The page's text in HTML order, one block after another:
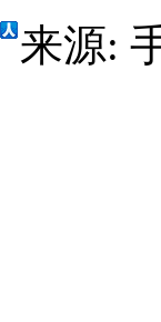
来源: